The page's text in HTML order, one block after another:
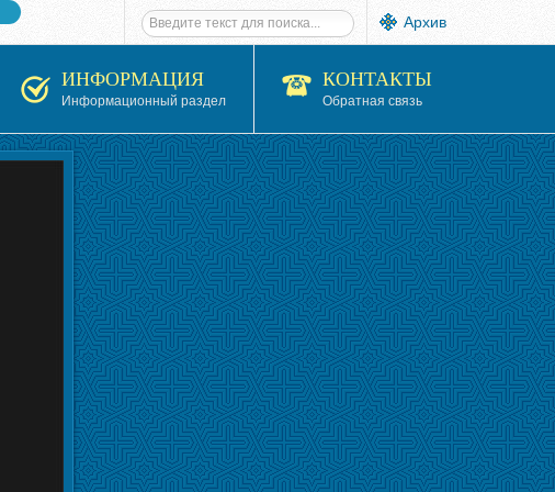
Архив
ИНФОРМАЦИЯ
Информационный раздел
КОНТАКТЫ
Обратная связь